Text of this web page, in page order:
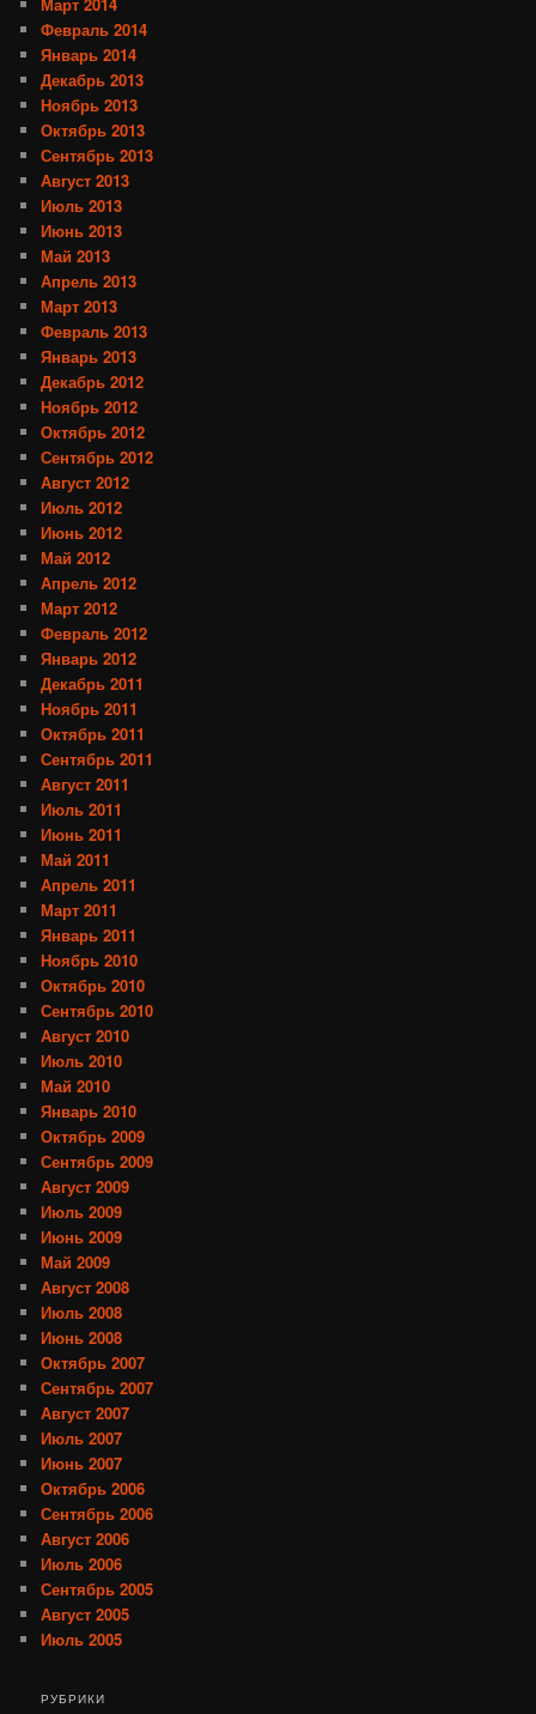
Февраль 2014
Январь 2014
Декабрь 2013
Ноябрь 2013
Октябрь 2013
Сентябрь 2013
Август 2013
Июль 2013
Июнь 2013
Май 2013
Апрель 2013
Март 2013
Февраль 2013
Январь 2013
Декабрь 2012
Ноябрь 2012
Октябрь 2012
Сентябрь 2012
Август 2012
Июль 2012
Июнь 2012
Май 2012
Апрель 2012
Март 2012
Февраль 2012
Январь 2012
Декабрь 2011
Ноябрь 2011
Октябрь 2011
Сентябрь 2011
Август 2011
Июль 2011
Июнь 2011
Май 2011
Апрель 2011
Март 2011
Январь 2011
Ноябрь 2010
Октябрь 2010
Сентябрь 2010
Август 2010
Июль 2010
Май 2010
Январь 2010
Октябрь 2009
Сентябрь 2009
Август 2009
Июль 2009
Июнь 2009
Май 2009
Август 2008
Июль 2008
Июнь 2008
Октябрь 2007
Сентябрь 2007
Август 2007
Июль 2007
Июнь 2007
Октябрь 2006
Сентябрь 2006
Август 2006
Июль 2006
Сентябрь 2005
Август 2005
Июль 2005
РУБРИКИ